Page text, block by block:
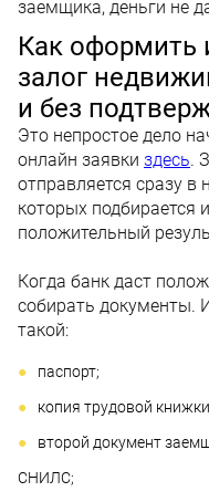
заемщика, деньги не
Как оформить
залог
и без
Это непростое дело
онлайн заявки здесь.
отправляется сразу в
которых подбирается
положительный
Когда банк даст
собирать документы.
такой:
паспорт;
копия трудовой
второй документ
СНИЛС;